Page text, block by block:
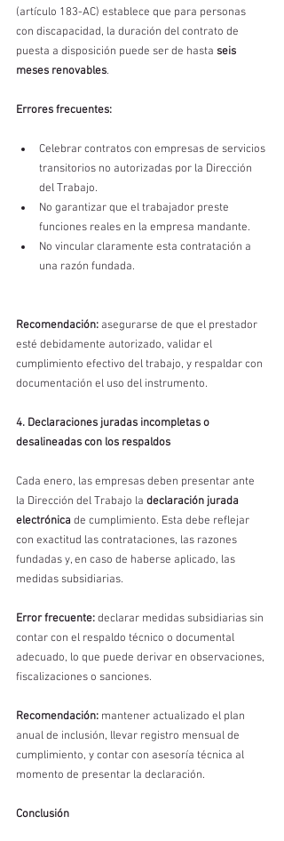
(artículo 183-AC) establece que para personas
con discapacidad, la duración del contrato de
puesta a disposición puede ser de hasta seis
meses renovables.
Errores frecuentes:
Celebrar contratos con empresas de servicios
transitorios no autorizadas por la Dirección
del Trabajo.
No garantizar que el trabajador preste
funciones reales en la empresa mandante.
No vincular claramente esta contratación a
una razón fundada.
Recomendación: asegurarse de que el prestador
esté debidamente autorizado, validar el
cumplimiento efectivo del trabajo, y respaldar con
documentación el uso del instrumento.
4. Declaraciones juradas incompletas o
desalineadas con los respaldos
Cada enero, las empresas deben presentar ante
la Dirección del Trabajo la declaración jurada
electrónica de cumplimiento. Esta debe reflejar
con exactitud las contrataciones, las razones
fundadas y, en caso de haberse aplicado, las
medidas subsidiarias.
Error frecuente: declarar medidas subsidiarias sin
contar con el respaldo técnico o documental
adecuado, lo que puede derivar en observaciones,
fiscalizaciones o sanciones.
Recomendación: mantener actualizado el plan
anual de inclusión, llevar registro mensual de
cumplimiento, y contar con asesoría técnica al
momento de presentar la declaración.
Conclusión